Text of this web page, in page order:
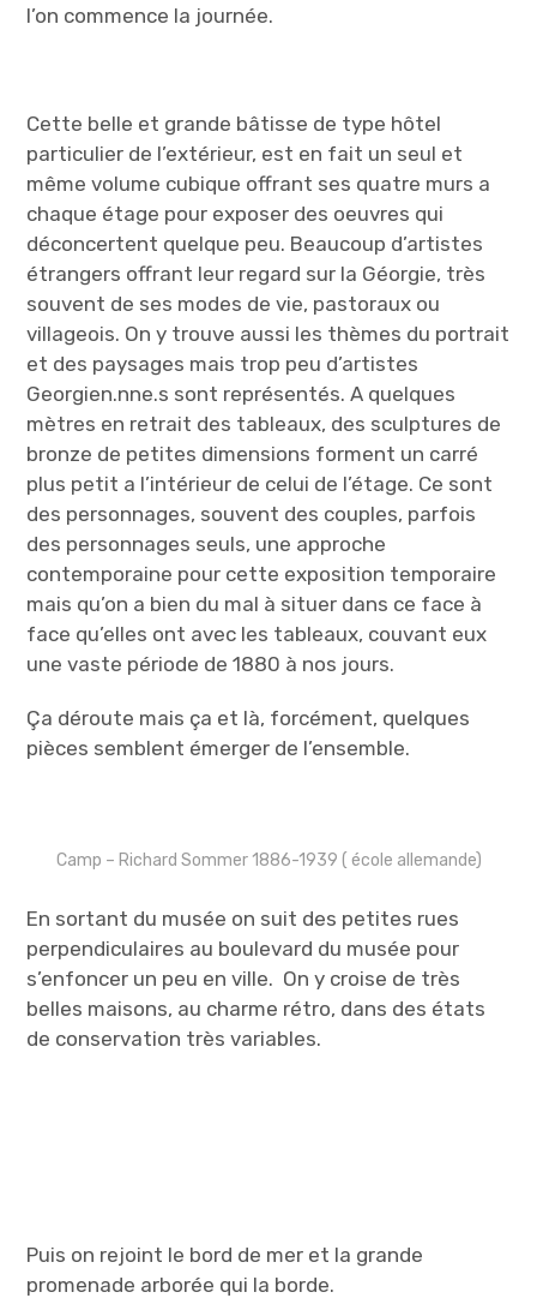
l’on commence la journée.
Cette belle et grande bâtisse de type hôtel
particulier de l’extérieur, est en fait un seul et
même volume cubique offrant ses quatre murs a
chaque étage pour exposer des oeuvres qui
déconcertent quelque peu. Beaucoup d’artistes
étrangers offrant leur regard sur la Géorgie, très
souvent de ses modes de vie, pastoraux ou
villageois. On y trouve aussi les thèmes du portrait
et des paysages mais trop peu d’artistes
Georgien.nne.s sont représentés. A quelques
mètres en retrait des tableaux, des sculptures de
bronze de petites dimensions forment un carré
plus petit a l’intérieur de celui de l’étage. Ce sont
des personnages, souvent des couples, parfois
des personnages seuls, une approche
contemporaine pour cette exposition temporaire
mais qu’on a bien du mal à situer dans ce face à
face qu’elles ont avec les tableaux, couvant eux
une vaste période de 1880 à nos jours.
Ça déroute mais ça et là, forcément, quelques
pièces semblent émerger de l’ensemble.
Camp – Richard Sommer 1886-1939 ( école allemande)
En sortant du musée on suit des petites rues
perpendiculaires au boulevard du musée pour
s’enfoncer un peu en ville. On y croise de très
belles maisons, au charme rétro, dans des états
de conservation très variables.
Puis on rejoint le bord de mer et la grande
promenade arborée qui la borde.